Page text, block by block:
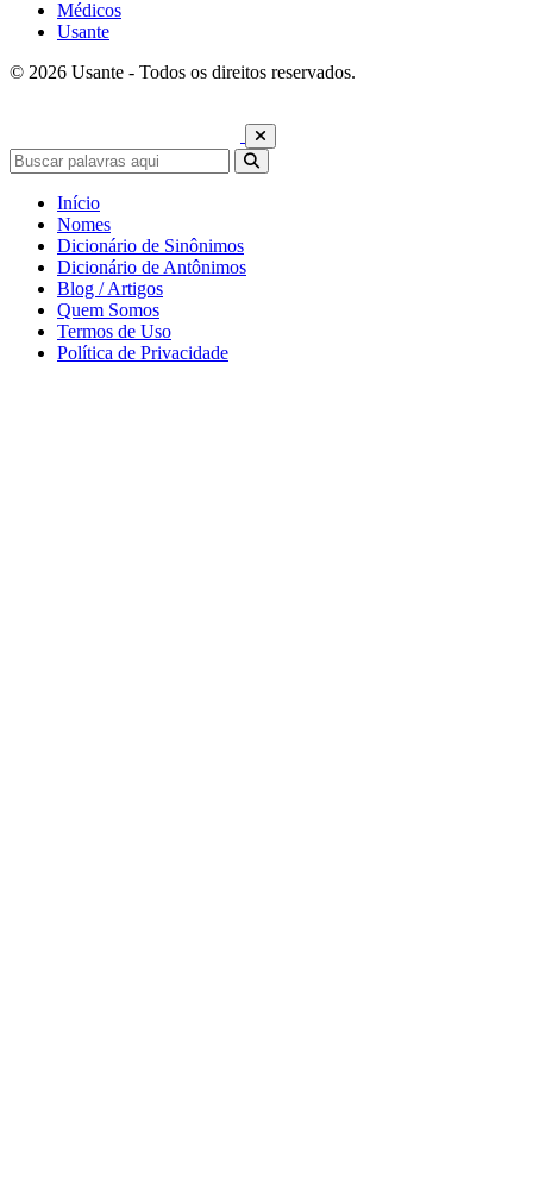
Médicos
Usante
© 2026 Usante - Todos os direitos reservados.
Início
Nomes
Dicionário de Sinônimos
Dicionário de Antônimos
Blog / Artigos
Quem Somos
Termos de Uso
Política de Privacidade